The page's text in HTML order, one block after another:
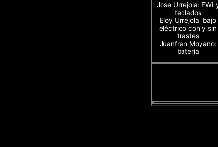
Jose Urrejola: EWI
teclados
Eloy Urrejola: bajo
eléctrico con y sin
trastes
Juanfran Moyano:
batería